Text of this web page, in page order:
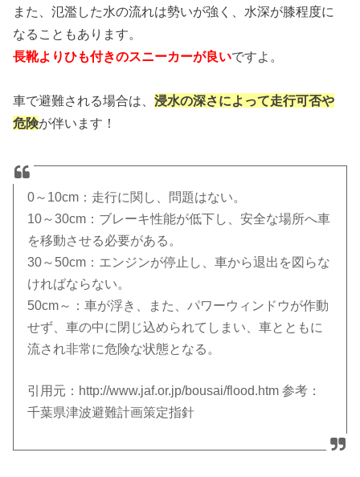
また、氾濫した水の流れは勢いが強く、水深が膝程度に
なることもあります。
長靴よりひも付きのスニーカーが良いですよ。
車で避難される場合は、浸水の深さによって走行可否や
危険が伴います！
0～10cm：走行に関し、問題はない。
10～30cm：ブレーキ性能が低下し、安全な場所へ車
を移動させる必要がある。
30～50cm：エンジンが停止し、車から退出を図らな
ければならない。
50cm～：車が浮き、また、パワーウィンドウが作動
せず、車の中に閉じ込められてしまい、車とともに
流され非常に危険な状態となる。
引用元：http://www.jaf.or.jp/bousai/flood.htm 参考：
千葉県津波避難計画策定指針